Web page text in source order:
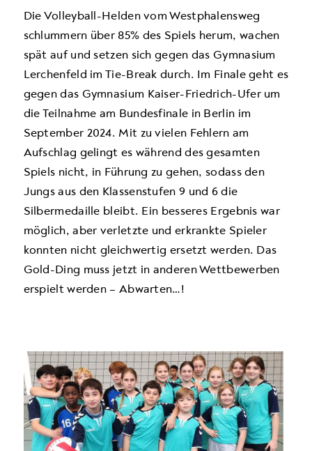
Die Volleyball-Helden vom Westphalensweg
schlummern über 85% des Spiels herum, wachen
spät auf und setzen sich gegen das Gymnasium
Lerchenfeld im Tie-Break durch. Im Finale geht es
gegen das Gymnasium Kaiser-Friedrich-Ufer um
die Teilnahme am Bundesfinale in Berlin im
September 2024. Mit zu vielen Fehlern am
Aufschlag gelingt es während des gesamten
Spiels nicht, in Führung zu gehen, sodass den
Jungs aus den Klassenstufen 9 und 6 die
Silbermedaille bleibt. Ein besseres Ergebnis war
möglich, aber verletzte und erkrankte Spieler
konnten nicht gleichwertig ersetzt werden. Das
Gold-Ding muss jetzt in anderen Wettbewerben
erspielt werden – Abwarten…!